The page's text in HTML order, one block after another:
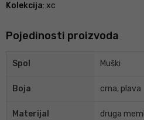
Kolekcija: xc
Pojedinosti proizvoda
Spol Muški
Boja crna, plava
Materijal druga